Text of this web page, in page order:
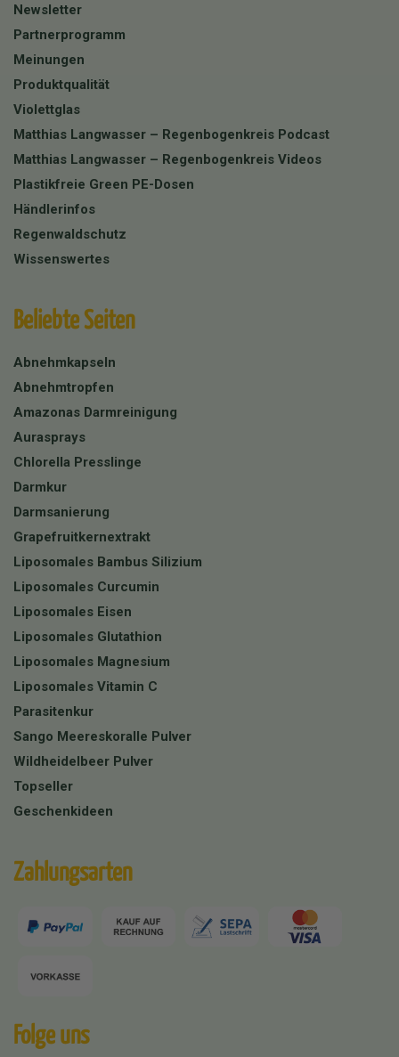
Newsletter
Partnerprogramm
Meinungen
Produktqualität
Violettglas
Matthias Langwasser – Regenbogenkreis Podcast
Matthias Langwasser – Regenbogenkreis Videos
Plastikfreie Green PE-Dosen
Händlerinfos
Regenwaldschutz
Wissenswertes
Beliebte Seiten
Abnehmkapseln
Abnehmtropfen
Amazonas Darmreinigung
Aurasprays
Chlorella Presslinge
Darmkur
Darmsanierung
Grapefruitkernextrakt
Liposomales Bambus Silizium
Liposomales Curcumin
Liposomales Eisen
Liposomales Glutathion
Liposomales Magnesium
Liposomales Vitamin C
Parasitenkur
Sango Meereskoralle Pulver
Wildheidelbeer Pulver
Topseller
Geschenkideen
Zahlungsarten
Folge uns